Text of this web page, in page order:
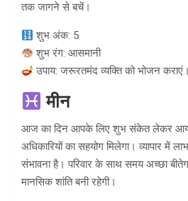
तक जागने से बचें।
शुभ अंक: 5
शुभ रंग: आसमानी
उपाय: जरूरतमंद व्यक्ति को भोजन कराएं।
मीन
आज का दिन आपके लिए शुभ संकेत लेकर आया
अधिकारियों का सहयोग मिलेगा। व्यापार में
संभावना है। परिवार के साथ समय अच्छा
मानसिक शांति बनी रहेगी।